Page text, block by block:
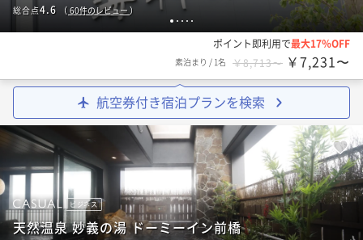
1 2 3 4 5
総合点4.6 （ 60件のレビュー）
ポイント即利用で最大17％OFF
素泊まり / 1名 ￥8,713〜 ￥7,231〜
航空券付き宿泊プランを検索
ビジネス
天然温泉 妙義の湯 ドーミーイン前橋